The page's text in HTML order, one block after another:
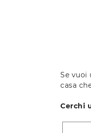
Se vuoi
casa
Cerchi